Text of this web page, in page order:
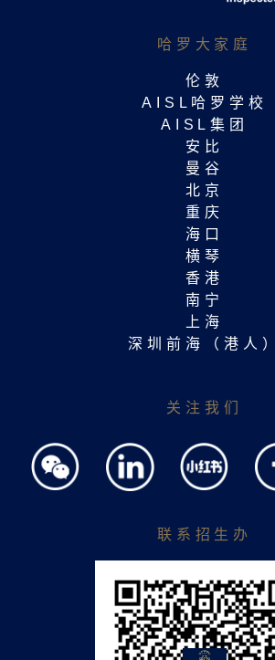
哈罗大家庭​
伦敦
AISL哈罗学校
AISL集团
安比
曼谷
北京
重庆
海口
横琴
香港
南宁
上海
深圳前海（港人）
关注我们
联系招生办